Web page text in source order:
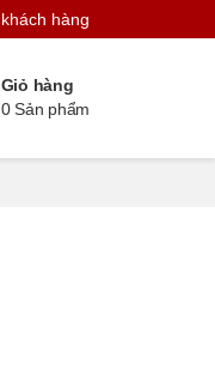
hàng
Giỏ hàng
0Sản phẩm
vào giỏ